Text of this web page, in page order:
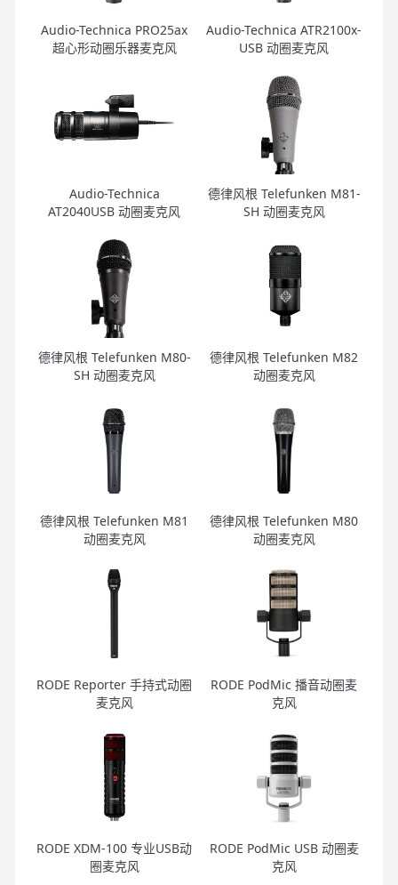
Audio-Technica PRO25ax
超心形动圈乐器麦克风
Audio-Technica ATR2100x-
USB 动圈麦克风
Audio-Technica
AT2040USB 动圈麦克风
德律风根 Telefunken M81-
SH 动圈麦克风
德律风根 Telefunken M80-
SH 动圈麦克风
德律风根 Telefunken M82
动圈麦克风
德律风根 Telefunken M81
动圈麦克风
德律风根 Telefunken M80
动圈麦克风
RODE Reporter 手持式动圈
麦克风
RODE PodMic 播音动圈麦
克风
RODE XDM-100 专业USB动
圈麦克风
RODE PodMic USB 动圈麦
克风